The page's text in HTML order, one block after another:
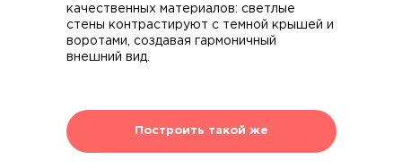
качественных материалов: светлые
стены контрастируют с темной крышей и
воротами, создавая гармоничный
внешний вид.
Построить такой же